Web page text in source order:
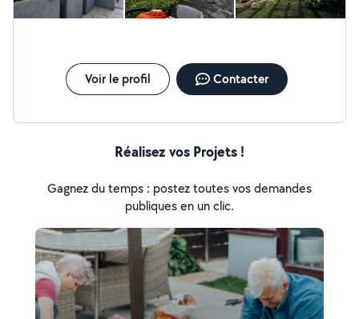
Voir le profil Contacter
Réalisez vos Projets !
Gagnez du temps : postez toutes vos demandes
publiques en un clic.